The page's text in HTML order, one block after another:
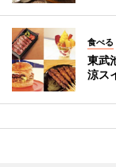
食べる
東武
涼ス